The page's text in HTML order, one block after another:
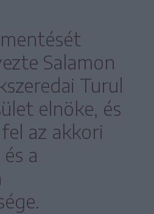
Salamon
Turul
elnöke, és
az akkori
a